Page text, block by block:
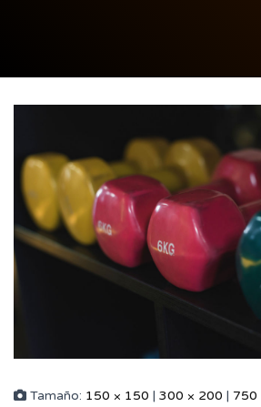
Tamaño: 150 × 150 | 300 × 200 | 750